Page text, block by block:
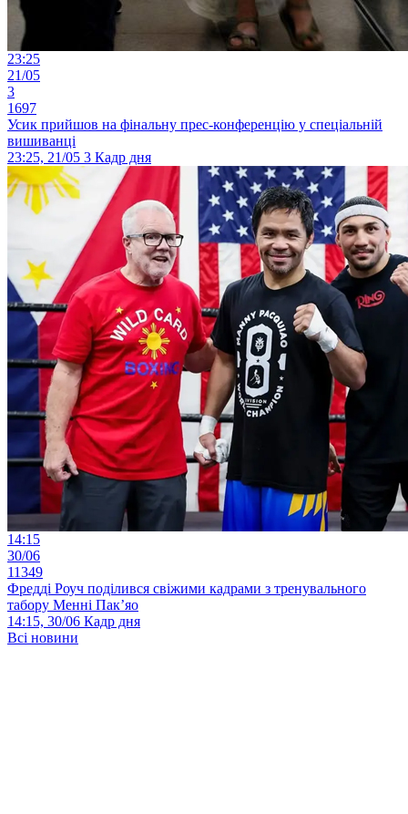
23:25
21/05
3
1697
Усик прийшов на фінальну прес-конференцію у спеціальній
вишиванці
23:25, 21/05 3 Кадр дня
14:15
30/06
11349
Фредді Роуч поділився свіжими кадрами з тренувального
табору Менні Пак’яо
14:15, 30/06 Кадр дня
Всі новини